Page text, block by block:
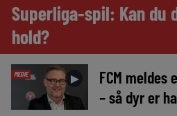
Superliga-spil: Kan du
hold?
MEDIE ►
FCM meldes
– så dyr er